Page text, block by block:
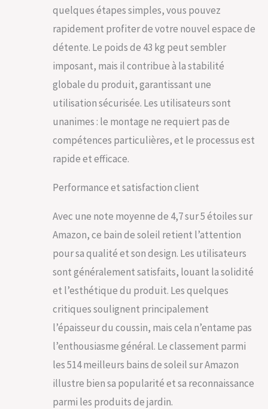
l'espace lorsque
vous ne l'utilisez pas.
Chaise polyvalente
pour de multiples
environnements :
Notre chaise longue
est
vous pouvez la
placer dans la
jardin, la terrasse
en famille ou la
quelques étapes simples, vous pouvez
rapidement profiter de votre nouvel espace de
détente. Le poids de 43 kg peut sembler
imposant, mais il contribue à la stabilité
globale du produit, garantissant une
utilisation sécurisée. Les utilisateurs sont
unanimes : le montage ne requiert pas de
compétences particulières, et le processus est
rapide et efficace.
Performance et satisfaction client
Avec une note moyenne de 4,7 sur 5 étoiles sur
Amazon, ce bain de soleil retient l’attention
pour sa qualité et son design. Les utilisateurs
sont généralement satisfaits, louant la solidité
et l’esthétique du produit. Les quelques
critiques soulignent principalement
l’épaisseur du coussin, mais cela n’entame pas
l’enthousiasme général. Le classement parmi
les 514 meilleurs bains de soleil sur Amazon
illustre bien sa popularité et sa reconnaissance
parmi les produits de jardin.